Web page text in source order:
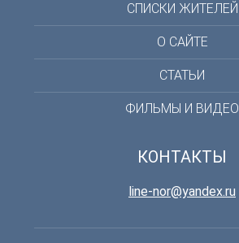
СПИСКИ ЖИТЕЛЕЙ
О САЙТЕ
СТАТЬИ
ФИЛЬМЫ И ВИДЕО
КОНТАКТЫ
line-nor@yandex.ru